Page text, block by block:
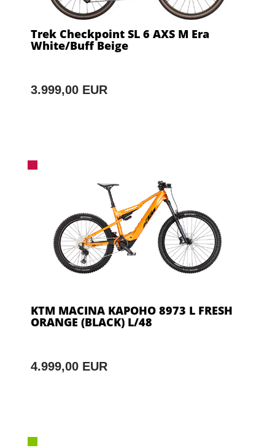
Trek Checkpoint SL 6 AXS M Era
White/Buff Beige
3.999,00 EUR
KTM MACINA KAPOHO 8973 L FRESH
ORANGE (BLACK) L/48
4.999,00 EUR